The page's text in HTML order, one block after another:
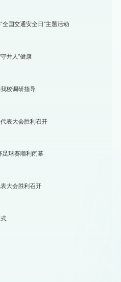
国交通安全日”主题活动
井人”健康
校调研指导
表大会胜利召开
足球赛顺利闭幕
大会胜利召开